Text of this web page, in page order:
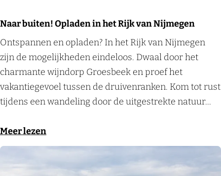
u
r
b
i
j
d
u
t
n
i
n
d
e
a
u
h
e
t
R
i
k
v
Naar buiten! Opladen in het Rijk van Nijmegen
N
a
a
r
b
i
t
Ontspannen en opladen? In het Rijk van Nijmegen
zijn de mogelijkheden eindeloos. Dwaal door het
charmante wijndorp Groesbeek en proef het
vakantiegevoel tussen de druivenranken. Kom tot rust
tijdens een wandeling door de uitgestrekte natuur...
Meer lezeno
v